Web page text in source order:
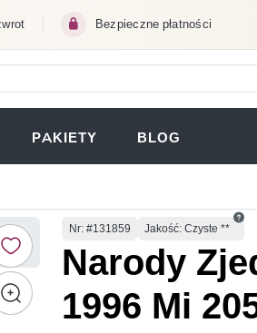
Bezpieczne płatności
PAKIETY BLOG
Numer
Nr: #131859 Jakość: Czyste **
Narody
1996 Mi